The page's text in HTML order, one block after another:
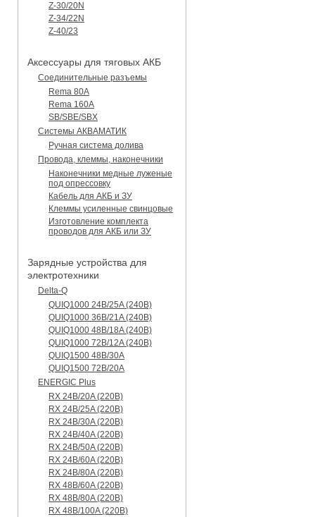
Z-30/20N
Z-34/22N
Z-40/23
Аксессуары для тяговых АКБ
Соединительные разъемы
Rema 80A
Rema 160A
SB/SBE/SBX
Системы АКВАМАТИК
Ручная система долива
Провода, клеммы, наконечники
Наконечники медные луженые
под опрессовку
Кабель для АКБ и ЗУ
Клеммы усиленные свинцовые
Изготовление комплекта
проводов для АКБ или ЗУ
Зарядные устройства для
электротехники
Delta-Q
QUIQ1000 24B/25A (240B)
QUIQ1000 36B/21A (240B)
QUIQ1000 48B/18A (240B)
QUIQ1000 72B/12A (240B)
QUIQ1500 48B/30A
QUIQ1500 72B/20A
ENERGIC Plus
RX 24B/20A (220B)
RX 24B/25A (220B)
RX 24B/30A (220B)
RX 24B/40A (220B)
RX 24B/50A (220B)
RX 24B/60A (220B)
RX 24B/80A (220B)
RX 48B/60A (220B)
RX 48B/80A (220B)
RX 48B/100A (220B)